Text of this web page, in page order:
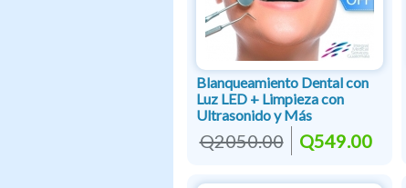
Blanqueamiento Dental con
Luz LED + Limpieza con
Ultrasonido y Más
Q2050.00 Q549.00